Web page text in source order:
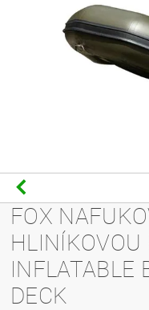
FOX
HLINÍKOVOU
INFLATABLE
DECK